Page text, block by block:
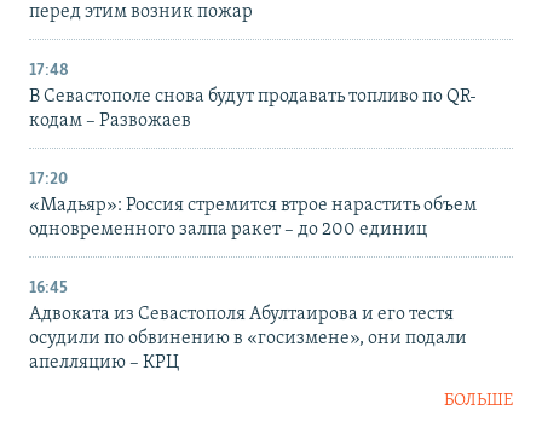
перед этим возник пожар
17:48
В Севастополе снова будут продавать топливо по QR-
кодам – Развожаев
17:20
«Мадьяр»: Россия стремится втрое нарастить объем
одновременного залпа ракет – до 200 единиц
16:45
Адвоката из Севастополя Абултаирова и его тестя
осудили по обвинению в «госизмене», они подали
апелляцию – КРЦ
БОЛЬШЕ